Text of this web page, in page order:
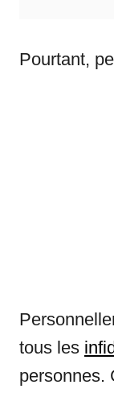
Pourtant,
tous les
personnes.